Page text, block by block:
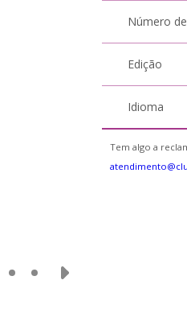
Número
Edição
Idioma
Tem algo a